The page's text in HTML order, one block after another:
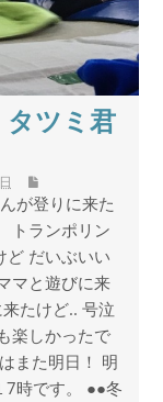
タツミ君
登りに来た
トランポリン
ど だいぶいい
マと遊びに来
たけど.. 号泣
楽しかったで
また明日！ 明
7時です。 ●●冬